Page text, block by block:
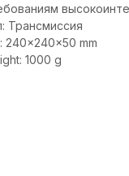
Трансмиссия
240x240x50 mm
1000 g